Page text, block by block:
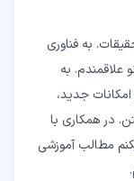
به فناوری
به
جدید،
در همکاری با
مطالب آموزشی